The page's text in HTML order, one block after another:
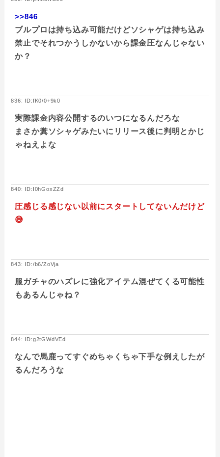
>>846
ブルプロは持ち込み可能だけどソシャゲは持ち込み
禁止でそれつかうしかないから課金圧なんじゃない
か？
836: ID:fK0/0+9k0
実際課金内容公開するのいつになるんだろな
まさか糞ソシャゲみたいにリリース後に判明とかじ
ゃねえよな
840: ID:I0hGoxZZd
圧感じる感じない以前にスタートしてないんだけど
😅
843: ID:/b6/ZoVja
服ガチャのハズレに強化アイテム混ぜてくる可能性
もあるんじゃね？
844: ID:g2tGWdVEd
なんで馬鹿ってすぐめちゃくちゃ下手な例えしたが
るんだろうな